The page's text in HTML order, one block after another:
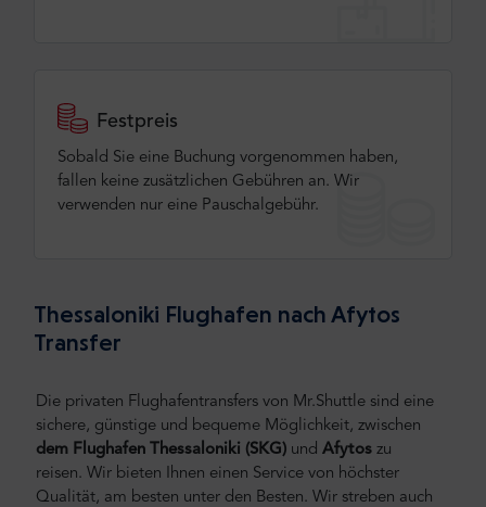
Festpreis
Sobald Sie eine Buchung vorgenommen haben,
fallen keine zusätzlichen Gebühren an. Wir
verwenden nur eine Pauschalgebühr.
Thessaloniki Flughafen nach Afytos
Transfer
Die privaten Flughafentransfers von Mr.Shuttle sind eine
sichere, günstige und bequeme Möglichkeit, zwischen
dem Flughafen Thessaloniki (SKG) und Afytos zu
reisen. Wir bieten Ihnen einen Service von höchster
Qualität, am besten unter den Besten. Wir streben auch